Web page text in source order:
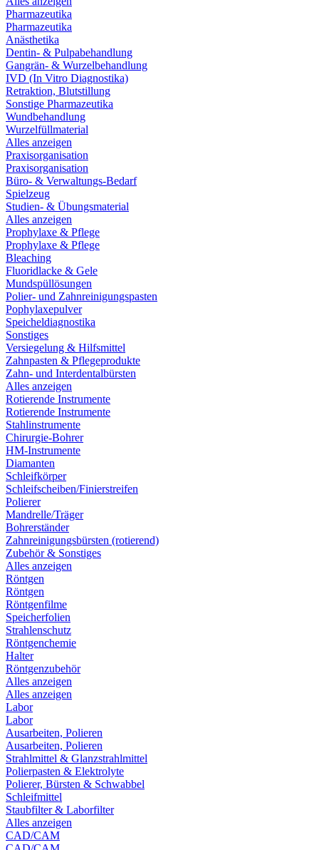
Pharmazeutika
Pharmazeutika
Anästhetika
Dentin- & Pulpabehandlung
Gangrän- & Wurzelbehandlung
IVD (In Vitro Diagnostika)
Retraktion, Blutstillung
Sonstige Pharmazeutika
Wundbehandlung
Wurzelfüllmaterial
Alles anzeigen
Praxisorganisation
Praxisorganisation
Büro- & Verwaltungs-Bedarf
Spielzeug
Studien- & Übungsmaterial
Alles anzeigen
Prophylaxe & Pflege
Prophylaxe & Pflege
Bleaching
Fluoridlacke & Gele
Mundspüllösungen
Polier- und Zahnreinigungspasten
Pophylaxepulver
Speicheldiagnostika
Sonstiges
Versiegelung & Hilfsmittel
Zahnpasten & Pflegeprodukte
Zahn- und Interdentalbürsten
Alles anzeigen
Rotierende Instrumente
Rotierende Instrumente
Stahlinstrumente
Chirurgie-Bohrer
HM-Instrumente
Diamanten
Schleifkörper
Schleifscheiben/Finierstreifen
Polierer
Mandrelle/Träger
Bohrerständer
Zahnreinigungsbürsten (rotierend)
Zubehör & Sonstiges
Alles anzeigen
Röntgen
Röntgen
Röntgenfilme
Speicherfolien
Strahlenschutz
Röntgenchemie
Halter
Röntgenzubehör
Alles anzeigen
Alles anzeigen
Labor
Labor
Ausarbeiten, Polieren
Ausarbeiten, Polieren
Strahlmittel & Glanzstrahlmittel
Polierpasten & Elektrolyte
Polierer, Bürsten & Schwabbel
Schleifmittel
Staubfilter & Laborfilter
Alles anzeigen
CAD/CAM